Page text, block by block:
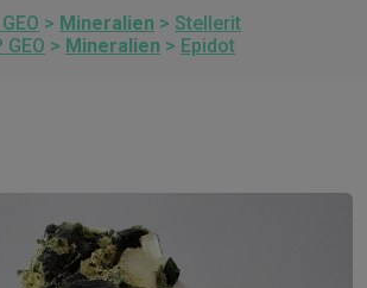
> Mineralien > Stellerit
GEO > Mineralien > Epidot